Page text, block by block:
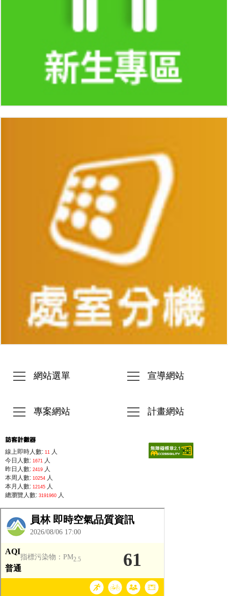
網站選單 宣導網站
專案網站 計畫網站
線上即時人數: 11 人
今日人數: 1671 人
昨日人數: 2419 人
本周人數: 10254 人
本月人數: 12145 人
總瀏覽人數: 3191960 人